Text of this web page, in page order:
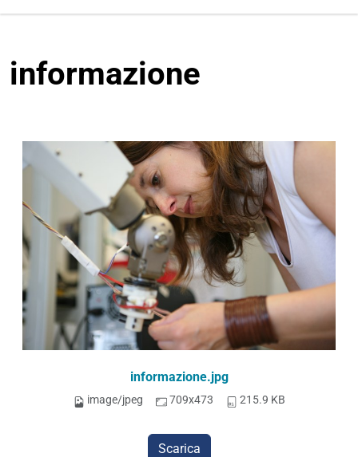
informazione
informazione.jpg
image/jpeg 709x473 215.9 KB
Scarica